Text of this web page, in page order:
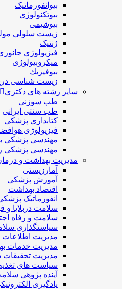
بیوانفورماتیک
بیوتکنولوژی
بیوشیمی
زیست سلولی
ژنتیک
فیزیولوژی
میکروبیولوژی
بيوفيزيك
زیست شناسی
سایر رشته های دکتری
طب سوزنی
طب سنتی ایرانی
کتابداری پزشکی
فیزیولوژی
مهندسی پزشکی
مهندسی پزشکی
مدیریت بهداشت و
آمارزیستی
آموزش پزشکی
اقتصاد بهداشت
انفورماتیک
سلامت دربلايا و
سلامت و رفاه
سیاستگذاری
مدیریت اطلاعات
مدیریت خدمات
مدیریت
سیاست های تغذیه
آینده پژوهی
یادگیری